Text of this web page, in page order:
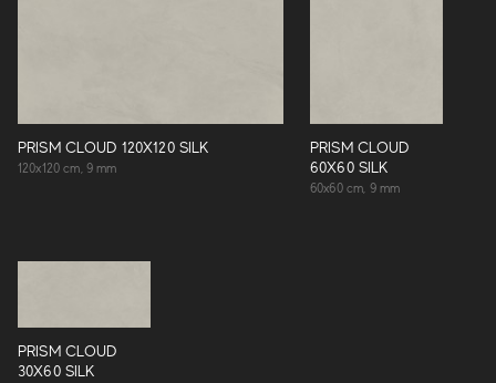
PRISM CLOUD 120X120 SILK
120x120 cm, 9 mm
PRISM CLOUD
60X60 SILK
60x60 cm, 9 mm
PRISM CLOUD
30X60 SILK